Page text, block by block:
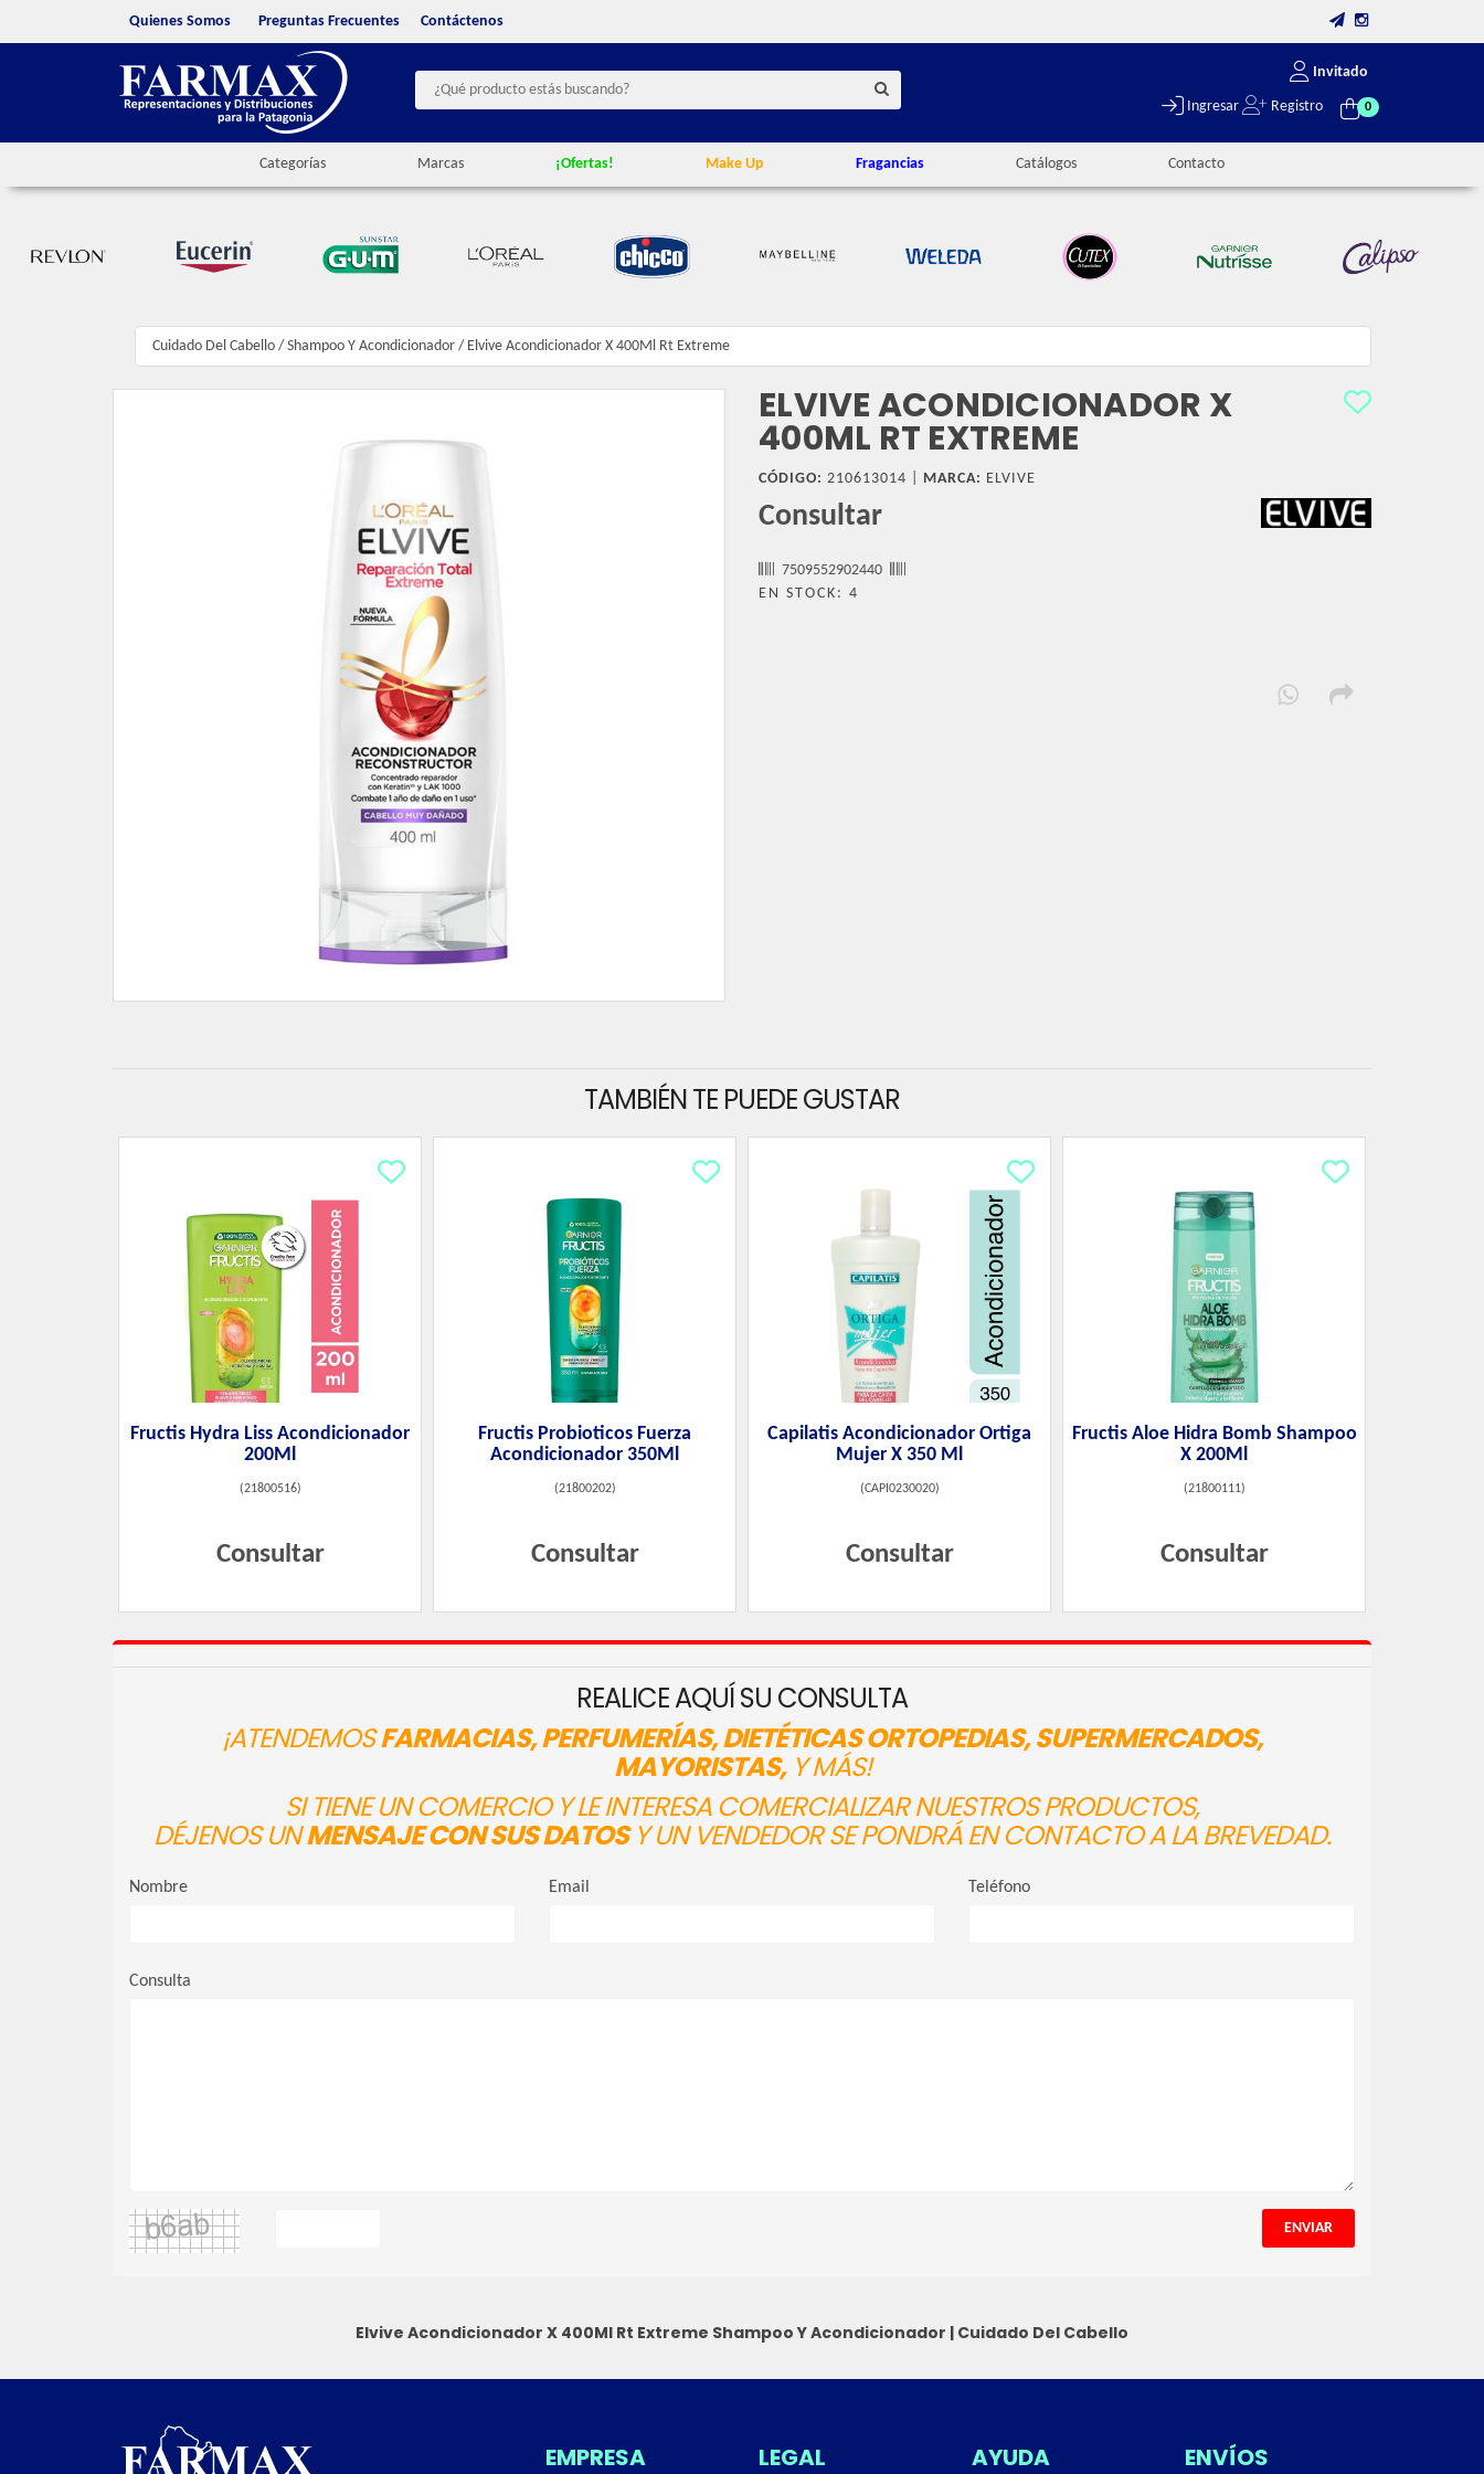
Quienes Somos Preguntas Frecuentes Contáctenos
Invitado
Ingresar Registro 0
Categorías Marcas ¡Ofertas! Make Up Fragancias Catálogos Contacto
Cuidado Del Cabello / Shampoo Y Acondicionador / Elvive Acondicionador X 400Ml Rt Extreme
ELVIVE ACONDICIONADOR X
400ML RT EXTREME
CÓDIGO: 210613014 | MARCA: ELVIVE
Consultar
7509552902440
EN STOCK: 4
TAMBIÉN TE PUEDE GUSTAR
Fructis Hydra Liss Acondicionador
200Ml
(21800516)
Consultar
Fructis Probioticos Fuerza
Acondicionador 350Ml
(21800202)
Consultar
Capilatis Acondicionador Ortiga
Mujer X 350 Ml
(CAPI0230020)
Consultar
Fructis Aloe Hidra Bomb Shampoo
X 200Ml
(21800111)
Consultar
REALICE AQUÍ SU CONSULTA
¡ATENDEMOSFARMACIAS, PERFUMERÍAS, DIETÉTICAS ORTOPEDIAS, SUPERMERCADOS,
MAYORISTAS,Y MÁS!
SI TIENE UN COMERCIO Y LE INTERESA COMERCIALIZAR NUESTROS PRODUCTOS,
DÉJENOS UNMENSAJE CON SUS DATOSY UN VENDEDOR SE PONDRÁ EN CONTACTO A LA BREVEDAD.
Nombre Email Teléfono
Consulta
ENVIAR
Elvive Acondicionador X 400Ml Rt Extreme Shampoo Y Acondicionador | Cuidado Del Cabello
EMPRESA LEGAL AYUDA ENVÍOS